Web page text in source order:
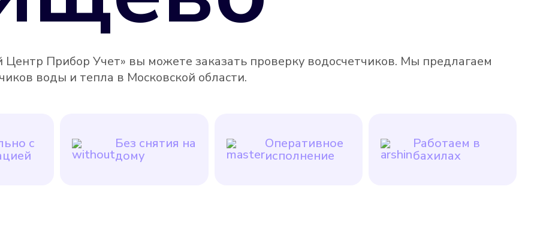
Прибор Учет» вы можете заказать проверку водосчетчиков. Мы предлагаем
воды и тепла в Московской области.
с Без снятия на
дому
Оперативное
исполнение
Работаем в
бахилах